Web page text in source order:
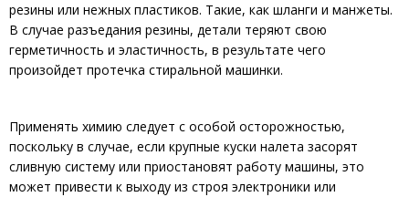
резины или нежных пластиков. Такие, как шланги и манжеты.
В случае разъедания резины, детали теряют свою
герметичность и эластичность, в результате чего
произойдет протечка стиральной машинки.
Применять химию следует с особой осторожностью,
поскольку в случае, если крупные куски налета засорят
сливную систему или приостановят работу машины, это
может привести к выходу из строя электроники или